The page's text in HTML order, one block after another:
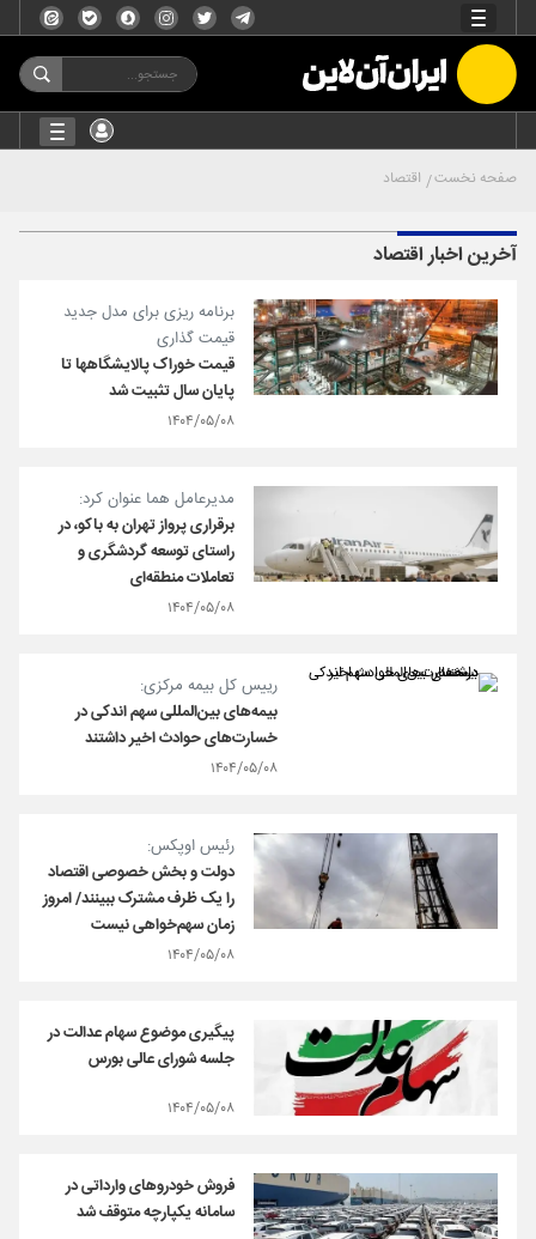
صفحه نخست اقتصاد
آخرین اخبار اقتصاد
برنامه ریزی برای مدل جدید
قیمت گذاری
قیمت خوراک پالایشگاهها تا
پایان سال تثبیت شد
۱۴۰۴/۰۵/۰۸
مدیرعامل هما عنوان کرد:
برقراری پرواز تهران به باکو، در
راستای توسعه گردشگری و
تعاملات منطقه‌ای
۱۴۰۴/۰۵/۰۸
رییس کل بیمه مرکزی:
بیمه‌های بین‌المللی سهم اندکی در
خسارت‌های حوادث اخیر داشتند
۱۴۰۴/۰۵/۰۸
رئیس اوپکس:
دولت و بخش خصوصی اقتصاد
را یک ظرف مشترک ببینند/ امروز
زمان سهم‌خواهی نیست
۱۴۰۴/۰۵/۰۸
پیگیری موضوع سهام عدالت در
جلسه شورای عالی بورس
۱۴۰۴/۰۵/۰۸
فروش خودروهای وارداتی در
سامانه یکپارچه متوقف شد